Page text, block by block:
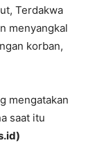
Terdakwa
menyangkal
korban,
mengatakan
saat itu